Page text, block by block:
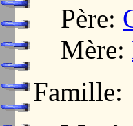
Père:
Mère:
Famille: